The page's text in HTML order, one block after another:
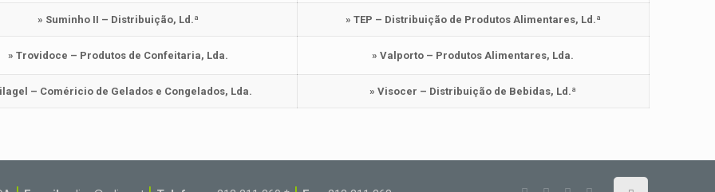
» Suminho II – Distribuição, Ld.ª » TEP – Distribuição de Produtos Alimentares, Ld.ª
» Trovidoce – Produtos de Confeitaria, Lda. » Valporto – Produtos Alimentares, Lda.
– Coméricio de Gelados e Congelados, Lda. » Visocer – Distribuição de Bebidas, Ld.ª